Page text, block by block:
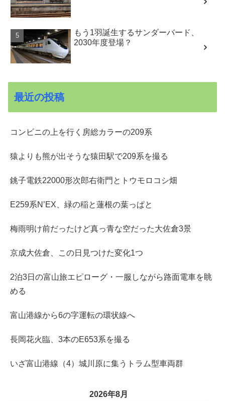
もう1羽誕生するサンダーバード、
2030年度登場？
最近の投稿
コンビニの上を行く房総カラーの209系
猿よりも熊が出そうな猿田駅で209系を撮る
銚子電鉄22000形次郎右衛門とトウモロコシ畑
E259系N’EX、緑の稲と蓮根の葉っぱと
梅雨明け前だったけど真っ青な空だった大佐倉3景
京成大佐倉、この日見つけた変化1つ
2泊3日の富山旅エピローグ・一服しながら路面電車を眺
める
富山港線から6の字運転の環状線へ
長岡花火臨、3本のE653系を撮る
いざ富山港線（4）城川原に集うトラム型車両群
2026年8月